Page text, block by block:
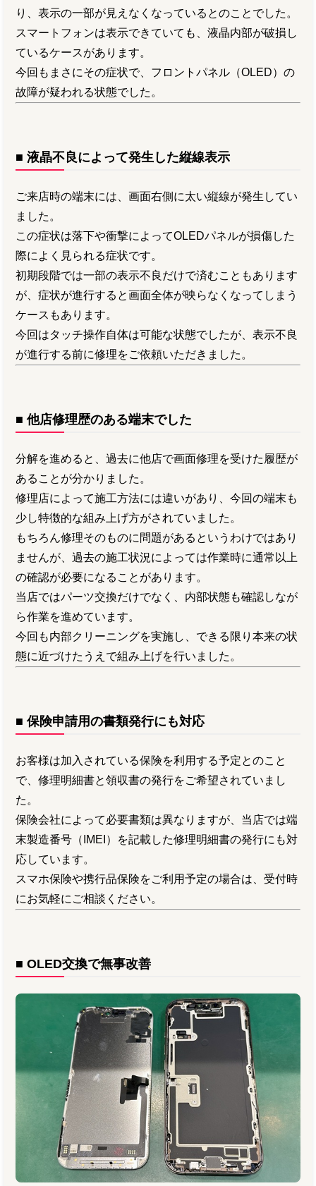
り、表示の一部が見えなくなっているとのことでした。
スマートフォンは表示できていても、液晶内部が破損し
ているケースがあります。
今回もまさにその症状で、フロントパネル（OLED）の
故障が疑われる状態でした。
■ 液晶不良によって発生した縦線表示
ご来店時の端末には、画面右側に太い縦線が発生してい
ました。
この症状は落下や衝撃によってOLEDパネルが損傷した
際によく見られる症状です。
初期段階では一部の表示不良だけで済むこともあります
が、症状が進行すると画面全体が映らなくなってしまう
ケースもあります。
今回はタッチ操作自体は可能な状態でしたが、表示不良
が進行する前に修理をご依頼いただきました。
■ 他店修理歴のある端末でした
分解を進めると、過去に他店で画面修理を受けた履歴が
あることが分かりました。
修理店によって施工方法には違いがあり、今回の端末も
少し特徴的な組み上げ方がされていました。
もちろん修理そのものに問題があるというわけではあり
ませんが、過去の施工状況によっては作業時に通常以上
の確認が必要になることがあります。
当店ではパーツ交換だけでなく、内部状態も確認しなが
ら作業を進めています。
今回も内部クリーニングを実施し、できる限り本来の状
態に近づけたうえで組み上げを行いました。
■ 保険申請用の書類発行にも対応
お客様は加入されている保険を利用する予定とのこと
で、修理明細書と領収書の発行をご希望されていまし
た。
保険会社によって必要書類は異なりますが、当店では端
末製造番号（IMEI）を記載した修理明細書の発行にも対
応しています。
スマホ保険や携行品保険をご利用予定の場合は、受付時
にお気軽にご相談ください。
■ OLED交換で無事改善